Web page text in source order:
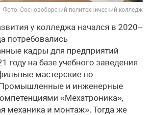
Фото: Сосновоборский политехнический колледж
у колледжа начался в 2020–
потребовались
кадры для предприятий
году на базе учебного заведения
мастерские по
и инженерные
«Мехатроника»,
механика и монтаж». Тогда же